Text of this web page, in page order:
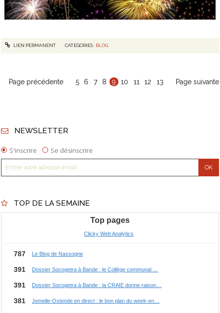
LIEN PERMANENT CATÉGORIES : BLOG
Page précédente 5 6 7 8 9 10 11 12 13 Page suivante
NEWSLETTER
S'inscrire Se désinscrire
TOP DE LA SEMAINE